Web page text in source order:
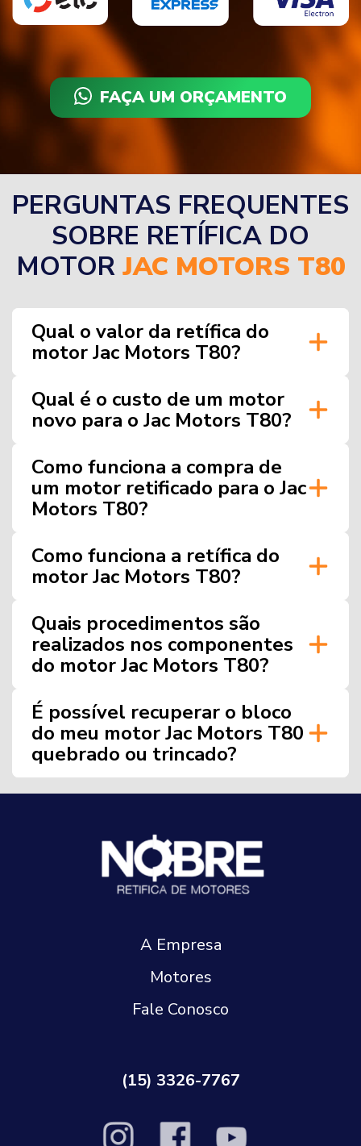
FAÇA UM ORÇAMENTO
PERGUNTAS FREQUENTES
SOBRE RETÍFICA DO
MOTOR JAC MOTORS T80
Qual o valor da retífica do
motor Jac Motors T80?
Qual é o custo de um motor
novo para o Jac Motors T80?
Como funciona a compra de
um motor retificado para o Jac
Motors T80?
Como funciona a retífica do
motor Jac Motors T80?
Quais procedimentos são
realizados nos componentes
do motor Jac Motors T80?
É possível recuperar o bloco
do meu motor Jac Motors T80
quebrado ou trincado?
A Empresa
Motores
Fale Conosco
(15) 3326-7767